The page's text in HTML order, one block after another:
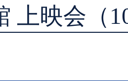
貸出ランキング
上映会（